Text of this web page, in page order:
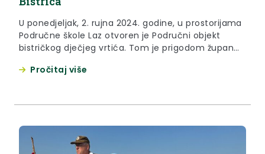
U ponedjeljak, 2. rujna 2024. godine, u prostorijama
Područne škole Laz otvoren je Područni objekt
bistričkog dječjeg vrtića. Tom je prigodom župan
razlog zbog kojeg je Krapinsko-zagorska županija
Pročitaj više